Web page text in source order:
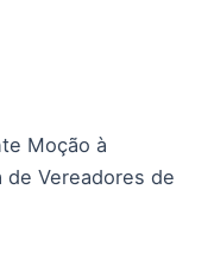
Moção à
de Vereadores de